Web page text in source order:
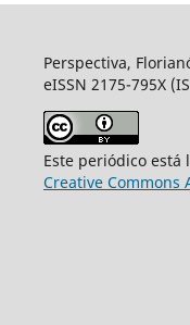
Perspectiva,
eISSN 2175-795X
Este periódico está
Creative